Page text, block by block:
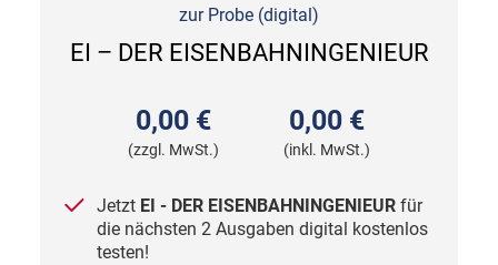
zur Probe (digital)
EI – DER EISENBAHNINGENIEUR
0,00 €
(zzgl. MwSt.)
0,00 €
(inkl. MwSt.)
Jetzt EI - DER EISENBAHNINGENIEUR für
die nächsten 2 Ausgaben digital kostenlos
testen!